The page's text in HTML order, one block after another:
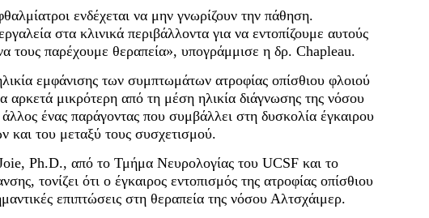
ενδέχεται να μην γνωρίζουν την πάθηση.
στα κλινικά περιβάλλοντα για να εντοπίζουμε αυτούς
τους παρέχουμε θεραπεία», υπογράμμισε η δρ. Chapleau.
εμφάνισης των συμπτωμάτων ατροφίας οπίσθιου φλοιού
αρκετά μικρότερη από τη μέση ηλικία διάγνωσης της νόσου
ένας παράγοντας που συμβάλλει στη δυσκολία έγκαιρου
και του μεταξύ τους συσχετισμού.
Ph.D., από το Τμήμα Νευρολογίας του UCSF και το
τονίζει ότι ο έγκαιρος εντοπισμός της ατροφίας οπίσθιου
επιπτώσεις στη θεραπεία της νόσου Αλτσχάιμερ.